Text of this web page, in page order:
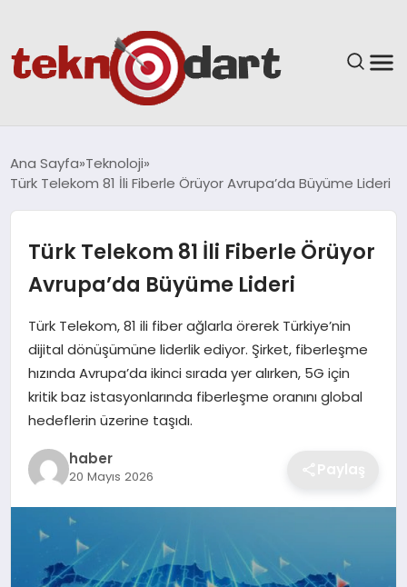
BILIM & TEKNOLOJI
EĞITIM
GÜNDEM
SPOR
EKONOMI
MAGAZIN
OTOMOBIL
TEKNOLOJI
Ana Sayfa Teknoloji
Türk Telekom 81 İli Fiberle Örüyor Avrupa’da Büyüme Lideri
Türk Telekom 81 İli Fiberle Örüyor
Avrupa’da Büyüme Lideri
Türk Telekom, 81 ili fiber ağlarla örerek Türkiye’nin
dijital dönüşümüne liderlik ediyor. Şirket, fiberleşme
hızında Avrupa’da ikinci sırada yer alırken, 5G için
kritik baz istasyonlarında fiberleşme oranını global
hedeflerin üzerine taşıdı.
haber
20 Mayıs 2026